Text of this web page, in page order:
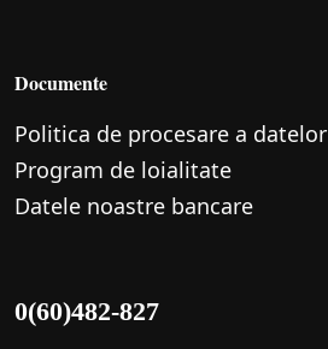
Documente
Politica de procesare a datelor
Program de loialitate
Datele noastre bancare
0(60)482-827